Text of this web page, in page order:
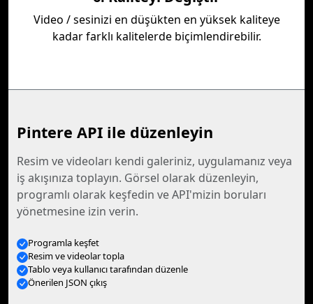
Video / sesinizi en düşükten en yüksek kaliteye
kadar farklı kalitelerde biçimlendirebilir.
Pintere API ile düzenleyin
Resim ve videoları kendi galeriniz, uygulamanız veya
iş akışınıza toplayın. Görsel olarak düzenleyin,
programlı olarak keşfedin ve API'mizin boruları
yönetmesine izin verin.
Programla keşfet
Resim ve videolar topla
Tablo veya kullanıcı tarafından düzenle
Önerilen JSON çıkış